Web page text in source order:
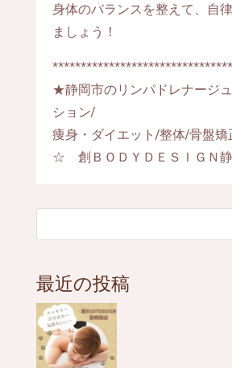
身体のバランスを整えて、自
ましょう！
★静岡市のリンパドレナージ
ション/
痩身・ダイエット/整体/骨盤
☆ 創ＢＯＤＹＤＥＳＩＧＮ
最近の投稿